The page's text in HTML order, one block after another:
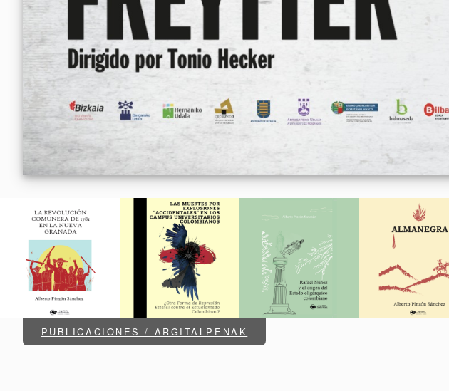
PUBLICACIONES / ARGITALPENAK